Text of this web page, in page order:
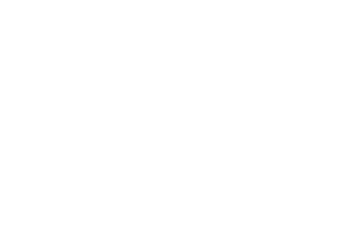
utalhatnak tumorra
ezek a jelölések utalhatnak tumorra